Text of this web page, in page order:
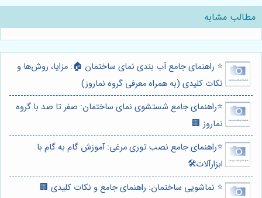
مطالب مشابه
⭐️ راهنمای جامع آب بندی نمای ساختمان 🏠: مزایا، روش‌ها و
نکات کلیدی (به همراه معرفی گروه نماروز)
⭐️راهنمای جامع شستشوی نمای ساختمان: صفر تا صد با گروه
نماروز 🏢
⭐️راهنمای جامع نصب توری مرغی: آموزش گام به گام با
ابزارآلات🛠️
⭐️ نماشویی ساختمان: راهنمای جامع و نکات کلیدی 🏢